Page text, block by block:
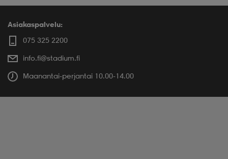
Asiakaspalvelu:
075 325 2200
info.fi@stadium.fi
Maanantai-perjantai 10.00-14.00